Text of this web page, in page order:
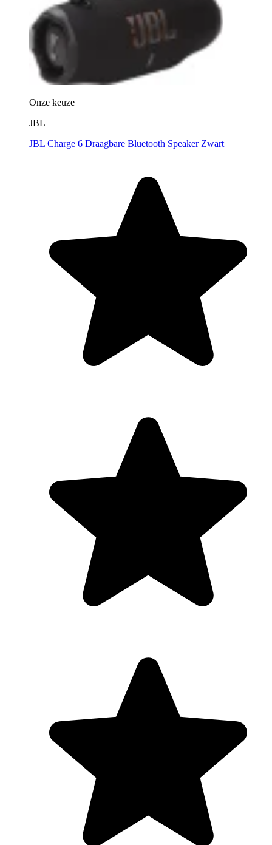
Onze keuze
JBL
JBL Charge 6 Draagbare Bluetooth Speaker Zwart